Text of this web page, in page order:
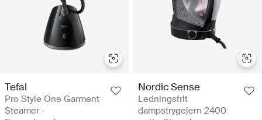
Tefal
Pro Style One Garment
Steamer -
Nordic Sense
Ledningsfrit
dampstrygejern 2400